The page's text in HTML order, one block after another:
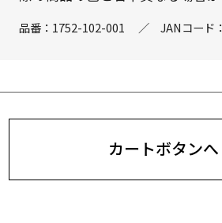
品番： 1752-102-001 ／ JANコード：
カートボタンへ